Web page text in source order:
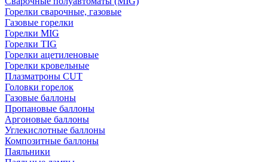
Горелки сварочные, газовые
Газовые горелки
Горелки MIG
Горелки TIG
Горелки ацетиленовые
Горелки кровельные
Плазматроны CUT
Головки горелок
Газовые баллоны
Пропановые баллоны
Аргоновые баллоны
Углекислотные баллоны
Композитные баллоны
Паяльники